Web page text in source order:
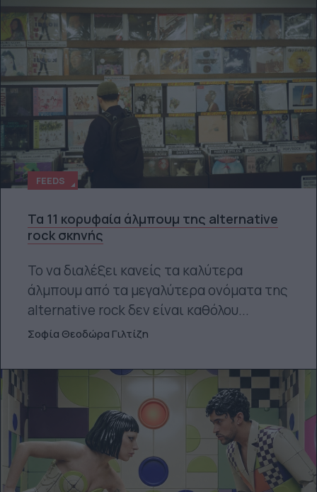
FEEDS
Τα 11 κορυφαία άλμπουμ της alternative
rock σκηνής
Το να διαλέξει κανείς τα καλύτερα
άλμπουμ από τα μεγαλύτερα ονόματα της
alternative rock δεν είναι καθόλου...
Σοφία Θεοδώρα Γιλτίζη